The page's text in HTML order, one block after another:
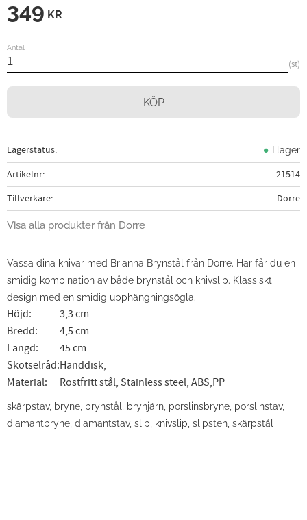
349 KR
Antal
st
KÖP
Lagerstatus I lager
Artikelnr
21514
Tillverkare
Dorre
Visa alla produkter från Dorre
Vässa dina knivar med Brianna Brynstål från Dorre. Här får du en
smidig kombination av både brynstål och knivslip. Klassiskt
design med en smidig upphängningsögla.
Höjd:
3,3 cm
Bredd:
4,5 cm
Längd:
45 cm
Skötselråd:Handdisk,
Material:
Rostfritt stål, Stainless steel, ABS,PP
skärpstav, bryne, brynstål, brynjärn, porslinsbryne, porslinstav,
diamantbryne, diamantstav, slip, knivslip, slipsten, skärpstål